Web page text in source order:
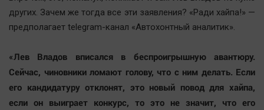
других. Зачем же тогда все эти заявления? «Ради хайпа!» —
предполагает telegram-канал «Автохонтный аналитик».
«Лев Владов вписался в беспроигрышную авантюру.
Сейчас, чиновники ломают голову, что с ним делать. Если
его кандидатуру отклонят, это новый повод для хайпа,
если он выиграет конкурс, то это не значит, что его